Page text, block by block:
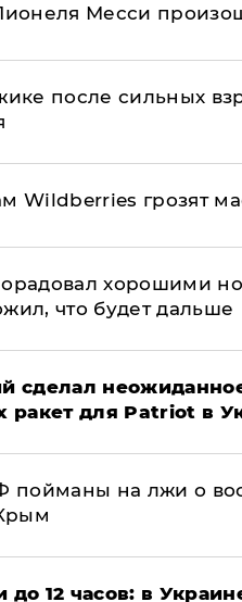
Месси
после сильных
Wildberries грозят
хорошими
что будет дальше
сделал
ракет для Patriot в
пойманы на лжи о
до 12 часов: в